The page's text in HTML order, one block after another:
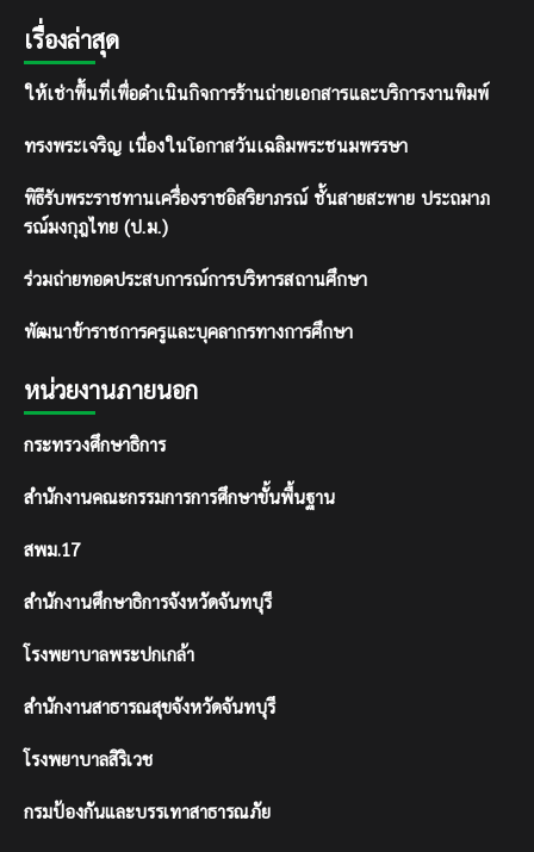
เรื่องล่าสุด
ให้เช่าพื้นที่เพื่อดำเนินกิจการร้านถ่ายเอกสารและบริการงานพิมพ์
ทรงพระเจริญ เนื่องในโอกาสวันเฉลิมพระชนมพรรษา
พิธีรับพระราชทานเครื่องราชอิสริยาภรณ์ ชั้นสายสะพาย ประถมาภ
รณ์มงกุฎไทย (ป.ม.)
ร่วมถ่ายทอดประสบการณ์การบริหารสถานศึกษา
พัฒนาข้าราชการครูและบุคลากรทางการศึกษา
หน่วยงานภายนอก
กระทรวงศึกษาธิการ
สำนักงานคณะกรรมการการศึกษาขั้นพื้นฐาน
สพม.17
สำนักงานศึกษาธิการจังหวัดจันทบุรี
โรงพยาบาลพระปกเกล้า
สำนักงานสาธารณสุขจังหวัดจันทบุรี
โรงพยาบาลสิริเวช
กรมป้องกันและบรรเทาสาธารณภัย